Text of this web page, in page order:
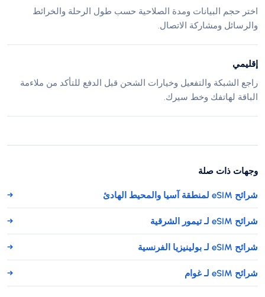
اختر حجم البيانات ومدة الصلاحية حسب طول الرحلة والخرائط
والرسائل ومشاركة الاتصال.
إقليمي
راجع الشبكة والتفعيل وخيارات الشحن قبل الدفع للتأكد من ملاءمة
الباقة لهاتفك وخط سيرك.
وجهات ذات صلة
شرائح eSIM لمنطقة آسيا والمحيط الهادئ →
شرائح eSIM لـ تيمور الشرقية →
شرائح eSIM لـ بولينيزيا الفرنسية →
شرائح eSIM لـ غوام →